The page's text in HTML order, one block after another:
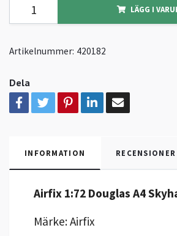
LÄGG I
Artikelnummer: 420182
Dela
INFORMATION RECENSIONER
Airfix 1:72 Douglas A4
Märke: Airfix